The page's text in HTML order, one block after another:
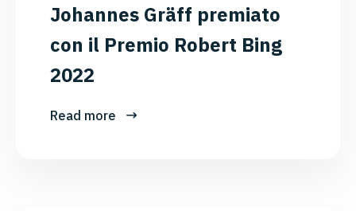
Johannes Gräff premiato
con il Premio Robert Bing
2022
Read more